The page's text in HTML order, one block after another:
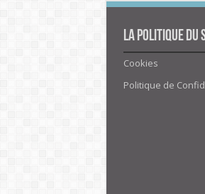
La politique du
Cookies
Politique de